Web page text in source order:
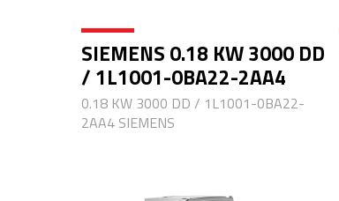
SIEMENS 0.18 KW 3000 DD
/ 1L1001-0BA22-2AA4
0.18 KW 3000 DD / 1L1001-0BA22-
2AA4 SIEMENS